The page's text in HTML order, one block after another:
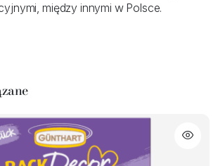
między innymi w Polsce.